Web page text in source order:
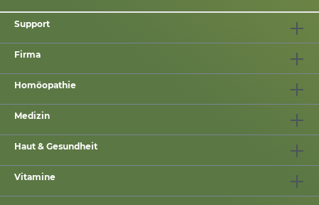
Support
Firma
Homöopathie
Medizin
Haut & Gesundheit
Vitamine